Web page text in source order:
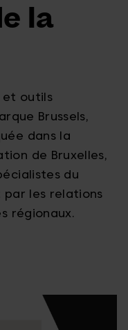
la
et outils
Brussels,
dans la
de Bruxelles,
du
par les relations
régionaux.